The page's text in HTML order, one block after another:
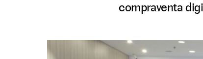
compraventa